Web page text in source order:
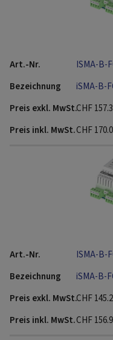
ISMA-B-
iSMA-B-
CHF
CHF
ISMA-B-
iSMA-B-
CHF
CHF